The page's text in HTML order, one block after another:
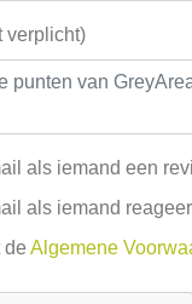
verplicht)
als iemand een
als iemand
de Algemene